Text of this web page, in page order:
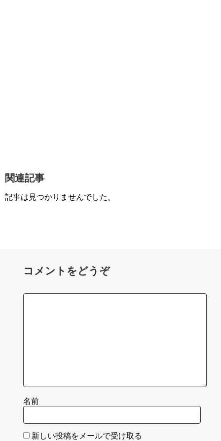
関連記事
記事は見つかりませんでした。
コメントをどうぞ
名前
新しい投稿をメールで受け取る